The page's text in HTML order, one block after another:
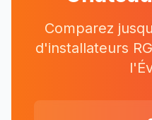
Comparez
d'installateurs